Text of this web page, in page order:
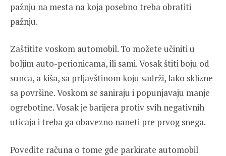
pažnju na mesta na koja posebno treba obratiti
pažnju.
Zaštitite voskom automobil. To možete učiniti u
boljim auto-perionicama, ili sami. Vosak štiti boju od
sunca, a kiša, sa prljavštinom koju sadrži, lako sklizne
sa površine. Voskom se saniraju i popunjavaju manje
ogrebotine. Vosak je barijera protiv svih negativnih
uticaja i treba ga obavezno naneti pre prvog snega.
Povedite računa o tome gde parkirate automobil